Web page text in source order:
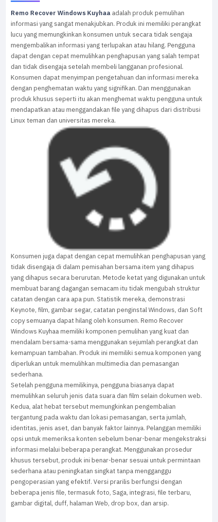
Remo Recover Windows Kuyhaa adalah produk pemulihan
informasi yang sangat menakjubkan. Produk ini memiliki perangkat
lucu yang memungkinkan konsumen untuk secara tidak sengaja
mengembalikan informasi yang terlupakan atau hilang. Pengguna
dapat dengan cepat memulihkan penghapusan yang salah tempat
dan tidak disengaja setelah membeli langganan profesional.
Konsumen dapat menyimpan pengetahuan dan informasi mereka
dengan penghematan waktu yang signifikan. Dan menggunakan
produk khusus seperti itu akan menghemat waktu pengguna untuk
mendapatkan atau menggandakan file yang dihapus dari distribusi
Linux teman dan universitas mereka.
Konsumen juga dapat dengan cepat memulihkan penghapusan yang
tidak disengaja di dalam pemisahan bersama item yang dihapus
yang dihapus secara berurutan. Metode ketat yang digunakan untuk
membuat barang dagangan semacam itu tidak mengubah struktur
catatan dengan cara apa pun. Statistik mereka, demonstrasi
Keynote, film, gambar segar, catatan penginstal Windows, dan Soft
copy semuanya dapat hilang oleh konsumen. Remo Recover
Windows Kuyhaa memiliki komponen pemulihan yang kuat dan
mendalam bersama-sama menggunakan sejumlah perangkat dan
kemampuan tambahan. Produk ini memiliki semua komponen yang
diperlukan untuk memulihkan multimedia dan pemasangan
sederhana.
Setelah pengguna memilikinya, pengguna biasanya dapat
memulihkan seluruh jenis data suara dan film selain dokumen web.
Kedua, alat hebat tersebut memungkinkan pengembalian
tergantung pada waktu dan lokasi pemasangan, serta jumlah,
identitas, jenis aset, dan banyak faktor lainnya. Pelanggan memiliki
opsi untuk memeriksa konten sebelum benar-benar mengekstraksi
informasi melalui beberapa perangkat. Menggunakan prosedur
khusus tersebut, produk ini benar-benar sesuai untuk permintaan
sederhana atau peningkatan singkat tanpa mengganggu
pengoperasian yang efektif. Versi prarilis berfungsi dengan
beberapa jenis file, termasuk foto, Saga, integrasi, file terbaru,
gambar digital, duff, halaman Web, drop box, dan arsip.